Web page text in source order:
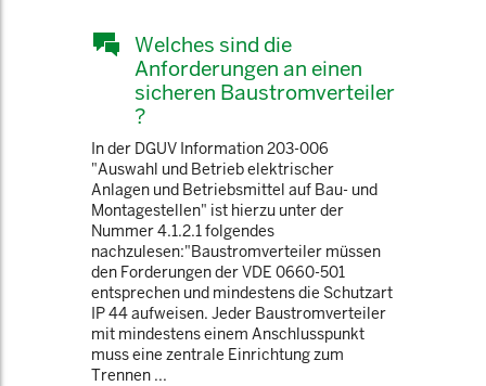
Welches sind die
Anforderungen an einen
sicheren Baustromverteiler
?
In der DGUV Information 203-006
"Auswahl und Betrieb elektrischer
Anlagen und Betriebsmittel auf Bau- und
Montagestellen" ist hierzu unter der
Nummer 4.1.2.1 folgendes
nachzulesen:"Baustromverteiler müssen
den Forderungen der VDE 0660-501
entsprechen und mindestens die Schutzart
IP 44 aufweisen. Jeder Baustromverteiler
mit mindestens einem Anschlusspunkt
muss eine zentrale Einrichtung zum
Trennen ...